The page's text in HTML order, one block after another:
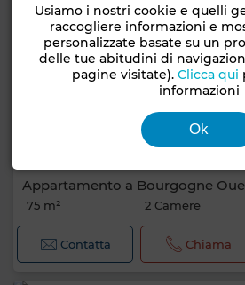
Appartamento a Bourgogne
75 m² 2 Camere
Contatta Chiama
Usiamo i nostri cookie e quelli
raccogliere informazioni e
personalizzate basate su un
delle tue abitudini di
pagine visitate). Clicca qui
informazioni
Ok